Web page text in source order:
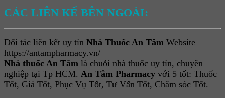
CÁC LIÊN KẾ BÊN NGOÀI:
Đối tác liên kết uy tín Nhà Thuốc An Tâm Website
https://antampharmacy.vn/
Nhà thuốc An Tâm là chuỗi nhà thuốc uy tín, chuyên
nghiệp tại Tp HCM. An Tâm Pharmacy với 5 tốt: Thuốc
Tốt, Giá Tốt, Phục Vụ Tốt, Tư Vấn Tốt, Chăm sóc Tốt.